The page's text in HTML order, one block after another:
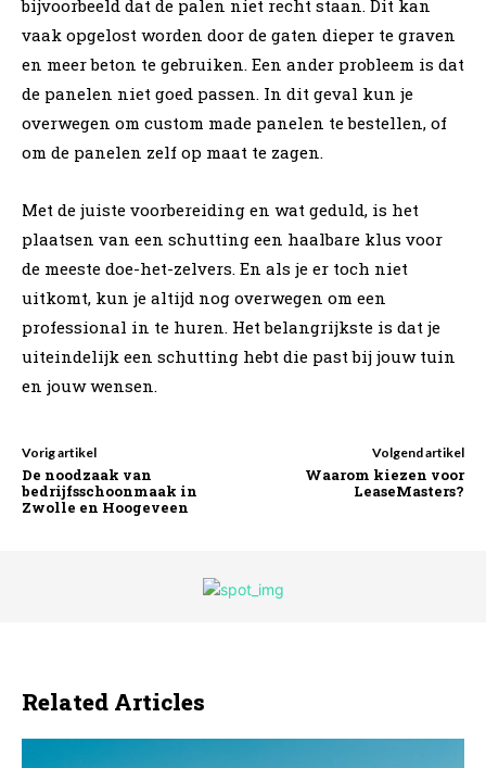
bijvoorbeeld dat de palen niet recht staan. Dit kan
vaak opgelost worden door de gaten dieper te graven
en meer beton te gebruiken. Een ander probleem is dat
de panelen niet goed passen. In dit geval kun je
overwegen om custom made panelen te bestellen, of
om de panelen zelf op maat te zagen.
Met de juiste voorbereiding en wat geduld, is het
plaatsen van een schutting een haalbare klus voor
de meeste doe-het-zelvers. En als je er toch niet
uitkomt, kun je altijd nog overwegen om een
professional in te huren. Het belangrijkste is dat je
uiteindelijk een schutting hebt die past bij jouw tuin
en jouw wensen.
Vorig artikel
De noodzaak van
bedrijfsschoonmaak in
Zwolle en Hoogeveen
Volgend artikel
Waarom kiezen voor
LeaseMasters?
Related Articles